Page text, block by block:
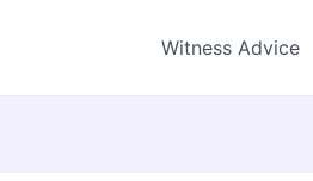
Witness Advice